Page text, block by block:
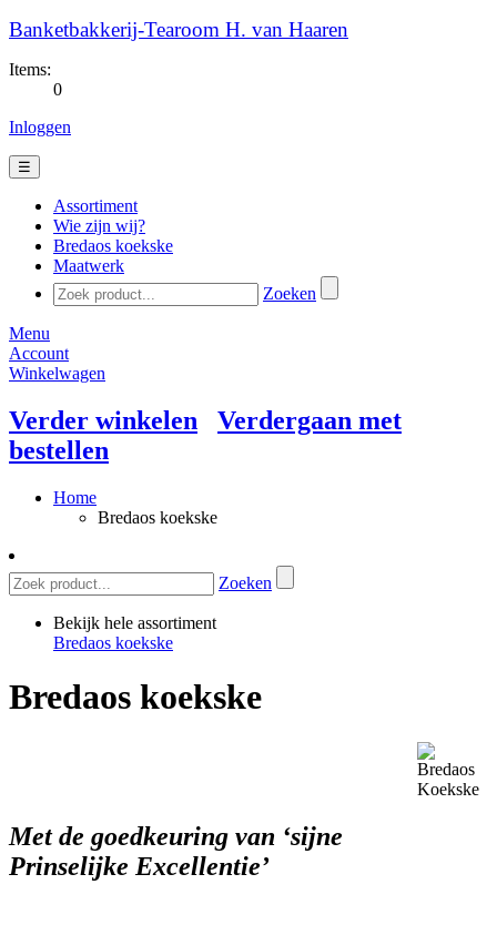
Banketbakkerij-Tearoom H. van Haaren
Items:
0
Inloggen
☰
Assortiment
Wie zijn wij?
Bredaos koekske
Maatwerk
Zoeken
Menu
Account
Winkelwagen
Verder winkelen
Verdergaan met
bestellen
Home
Bredaos koekske
Zoeken
Bekijk hele assortiment
Bredaos koekske
Bredaos koekske
Met de goedkeuring van ‘sijne
Prinselijke Excellentie’